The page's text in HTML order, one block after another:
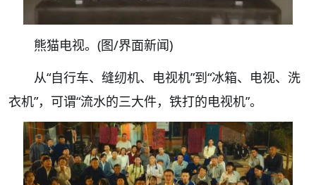
熊猫电视。(图/界面新闻)
从“自行车、缝纫机、 电视机”到“冰箱、 电视、洗
衣机”，可谓“流水的三大件，铁打的电视机”。